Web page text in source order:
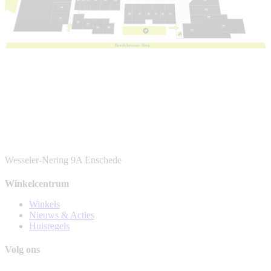
Broek heurne- R ing
Wesseler-Nering 9A Enschede
Winkelcentrum
Winkels
Nieuws & Acties
Huisregels
Volg ons